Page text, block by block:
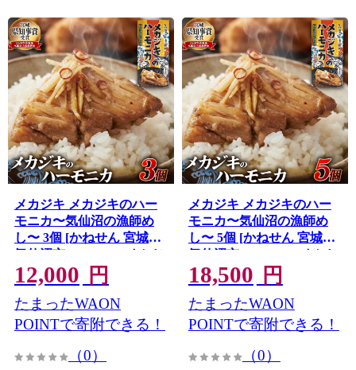
メカジキ メカジキのハー
モニカ〜気仙沼の漁師め
し〜 3個 [かねせん 宮城県
気仙沼市 20566173] めかじ
き ハーモニカ 希少部位 漁
師めし 漁師飯 煮付け 煮魚
海鮮 煮込み 惣菜 おかず お
つまみ レトルト 湯煎 常温
12,000 円
たまったWAON
POINTで寄附できる！
（0）
メカジキ メカジキのハー
モニカ〜気仙沼の漁師め
し〜 5個 [かねせん 宮城県
気仙沼市 20566172] めかじ
き ハーモニカ 希少部位 漁
師めし 漁師飯 煮付け 煮魚
海鮮 煮込み 惣菜 おかず お
つまみ レトルト 湯煎 常温
18,500 円
たまったWAON
POINTで寄附できる！
（0）